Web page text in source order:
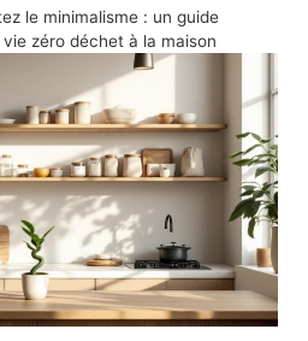
le minimalisme : un guide
zéro déchet à la maison